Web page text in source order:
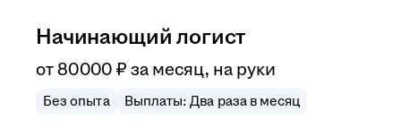
Начинающий логист
от80 000 ₽ за месяц, на руки
Без опыта Выплаты: Два раза в месяц